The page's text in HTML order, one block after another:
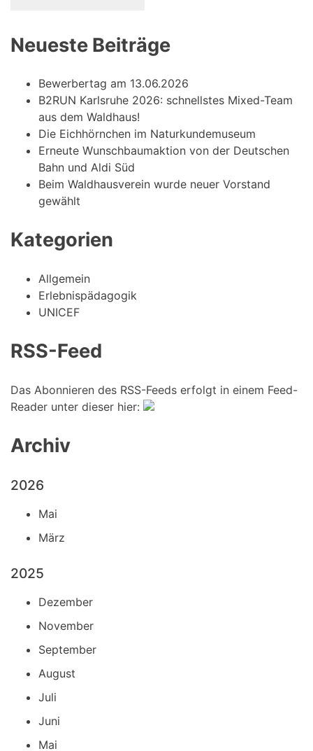
Neueste Beiträge
Bewerbertag am 13.06.2026
B2RUN Karlsruhe 2026: schnellstes Mixed-Team
aus dem Waldhaus!
Die Eichhörnchen im Naturkundemuseum
Erneute Wunschbaumaktion von der Deutschen
Bahn und Aldi Süd
Beim Waldhausverein wurde neuer Vorstand
gewählt
Kategorien
Allgemein
Erlebnispädagogik
UNICEF
RSS-Feed
Das Abonnieren des RSS-Feeds erfolgt in einem Feed-
Reader unter dieser hier:
Archiv
2026
Mai
März
2025
Dezember
November
September
August
Juli
Juni
Mai